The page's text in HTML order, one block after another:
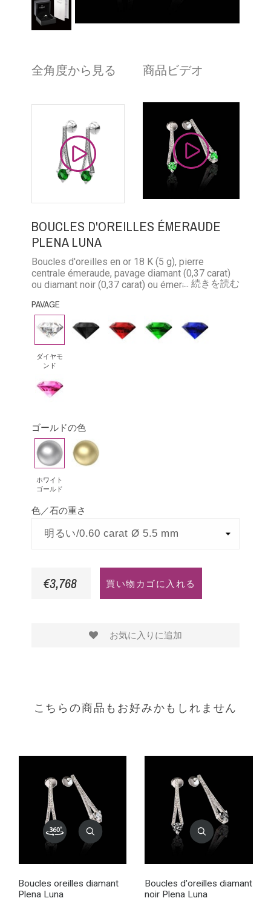
全角度から見る 商品ビデオ
BOUCLES D'OREILLES ÉMERAUDE
PLENA LUNA
Boucles d'oreilles en or 18 K (5 g), pierre
centrale émeraude, pavage diamant (0,37 carat)
ou diamant noir (0,37 carat) ou émeraude (0,29
carat) ou saphir rose (0,41 carat). Longeur:
environ 3,2 cm selon la grosseur de la pierre
... 続きを読む
PAVAGE
ダ
ヤ
モ
ン
ダイヤモ
ンド
ブ
ラ
ア
ン
ル
ビ
エ
メ
ブ
ル
ピ
ン
サ
フ
ァ
イ
ア
ゴールドの色
ホ
ワ
イ
ト
ゴ
ー
ホワイト
ゴールド
イ
エ
ゴ
ー
色／石の重さ
€3,768 買い物カゴに入れる
お気に入りに追加
こちらの商品もお好みかもしれません
Boucles oreilles diamant
Plena Luna
Boucles d'oreilles diamant
noir Plena Luna